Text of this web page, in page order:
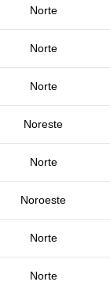
Norte
Norte
Norte
Noreste
Norte
Noroeste
Norte
Norte